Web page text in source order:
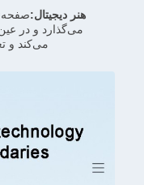
هنر دیجیتال:
می‌گذارد و در
می‌کند و